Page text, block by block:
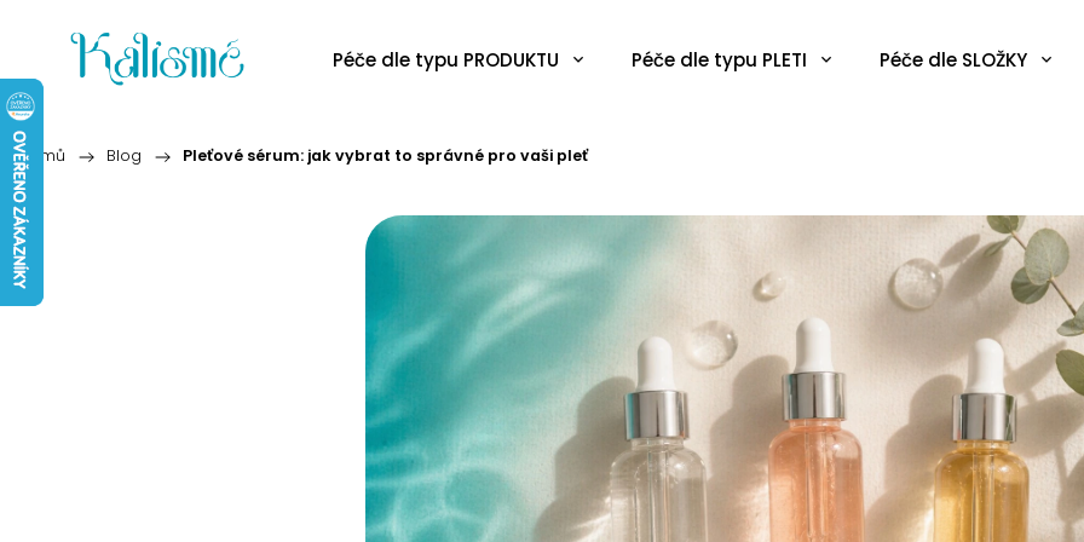
Péče dle typu PRODUKTU Péče dle typu PLETI Péče dle SLOŽKY
Domů / Blog / Pleťové sérum: jak vybrat to správné pro vaši pleť